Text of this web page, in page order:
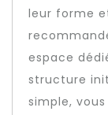
leur forme
espace
structure
simple,